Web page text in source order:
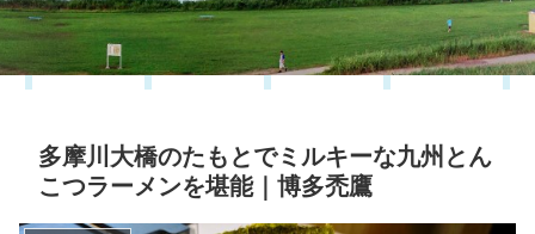
多摩川大橋のたもとでミルキーな九州とん
こつラーメンを堪能｜博多禿鷹